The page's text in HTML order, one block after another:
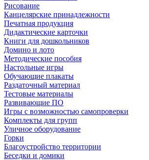
Рисование
Канцелярские принадлежности
Печатная продукция
Дидактические карточки
Книги для дошкольников
Домино и лото
Методические пособия
Настольные игры
Обучающие плакаты
Раздаточный материал
Тестовые материалы
Развивающие ПО
Игры с возможностью самопроверки
Комплекты для групп
Уличное оборудование
Горки
Благоустройство территории
Беседки и домики